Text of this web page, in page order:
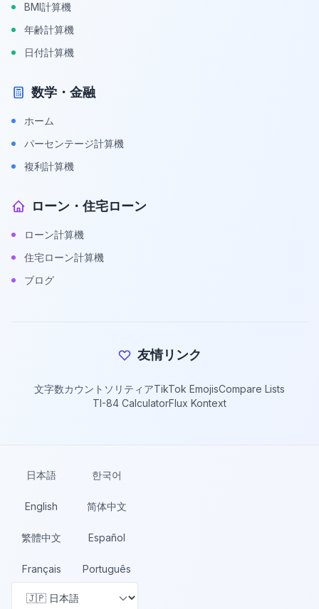
BMI計算機
年齢計算機
日付計算機
数学・金融
ホーム
パーセンテージ計算機
複利計算機
ローン・住宅ローン
ローン計算機
住宅ローン計算機
ブログ
友情リンク
文字数カウント ソリティアTikTok EmojisCompare Lists
TI-84 CalculatorFlux Kontext
日本語 한국어
English 简体中文
繁體中文 Español
Français
Português